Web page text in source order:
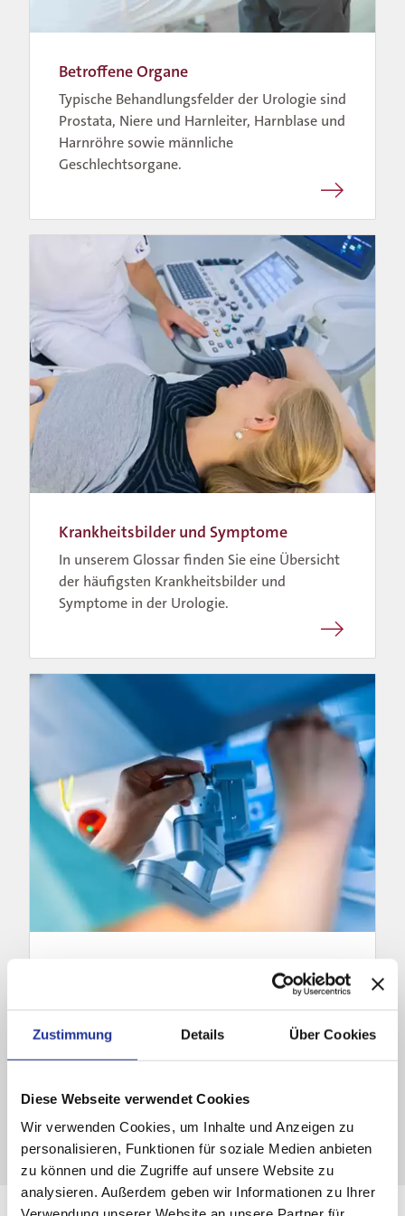
Zustimmung Details Über Cookies
Diese Webseite verwendet Cookies
Wir verwenden Cookies, um Inhalte und Anzeigen zu
personalisieren, Funktionen für soziale Medien anbieten
zu können und die Zugriffe auf unsere Website zu
analysieren. Außerdem geben wir Informationen zu Ihrer
Für Zuweisende
Für Notfälle
Betroffene Organe
Typische Behandlungsfelder der Urologie sind
Prostata, Niere und Harnleiter, Harnblase und
Harnröhre sowie männliche
Geschlechtsorgane.
Krankheitsbilder und Symptome
In unserem Glossar finden Sie eine Übersicht
der häufigsten Krankheitsbilder und
Symptome in der Urologie.
Die Merian Iselin Klinik bietet Patientinnen
Behandlungsspektrum für urologische
Krankheiten.